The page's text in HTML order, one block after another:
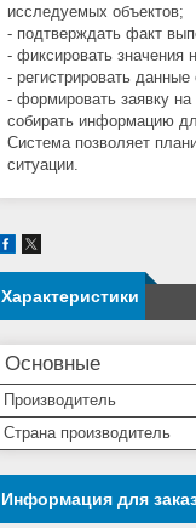
исследуемых объектов;
- подтверждать факт
- фиксировать значения
- регистрировать
- формировать заявку
собирать информацию
Система позволяет
ситуации.
Характеристики
Основные
Производитель
Страна производитель
Информация для